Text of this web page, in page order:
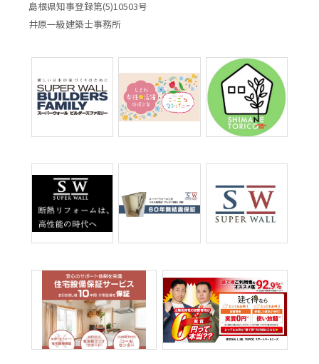
島根県知事登録第(5)10503号
井原一級建築士事務所